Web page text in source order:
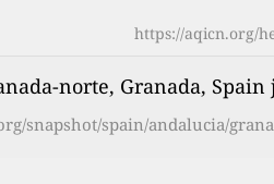
https://aqicn.org/
norte, Granada, Spain
snapshot/spain/andalucia/